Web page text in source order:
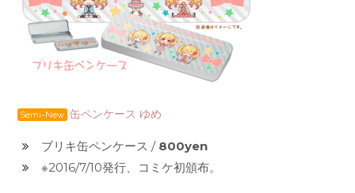
Semi-New 缶ペンケース ゆめ
ブリキ缶ペンケース / 800yen
※2016/7/10発行、コミケ初頒布。